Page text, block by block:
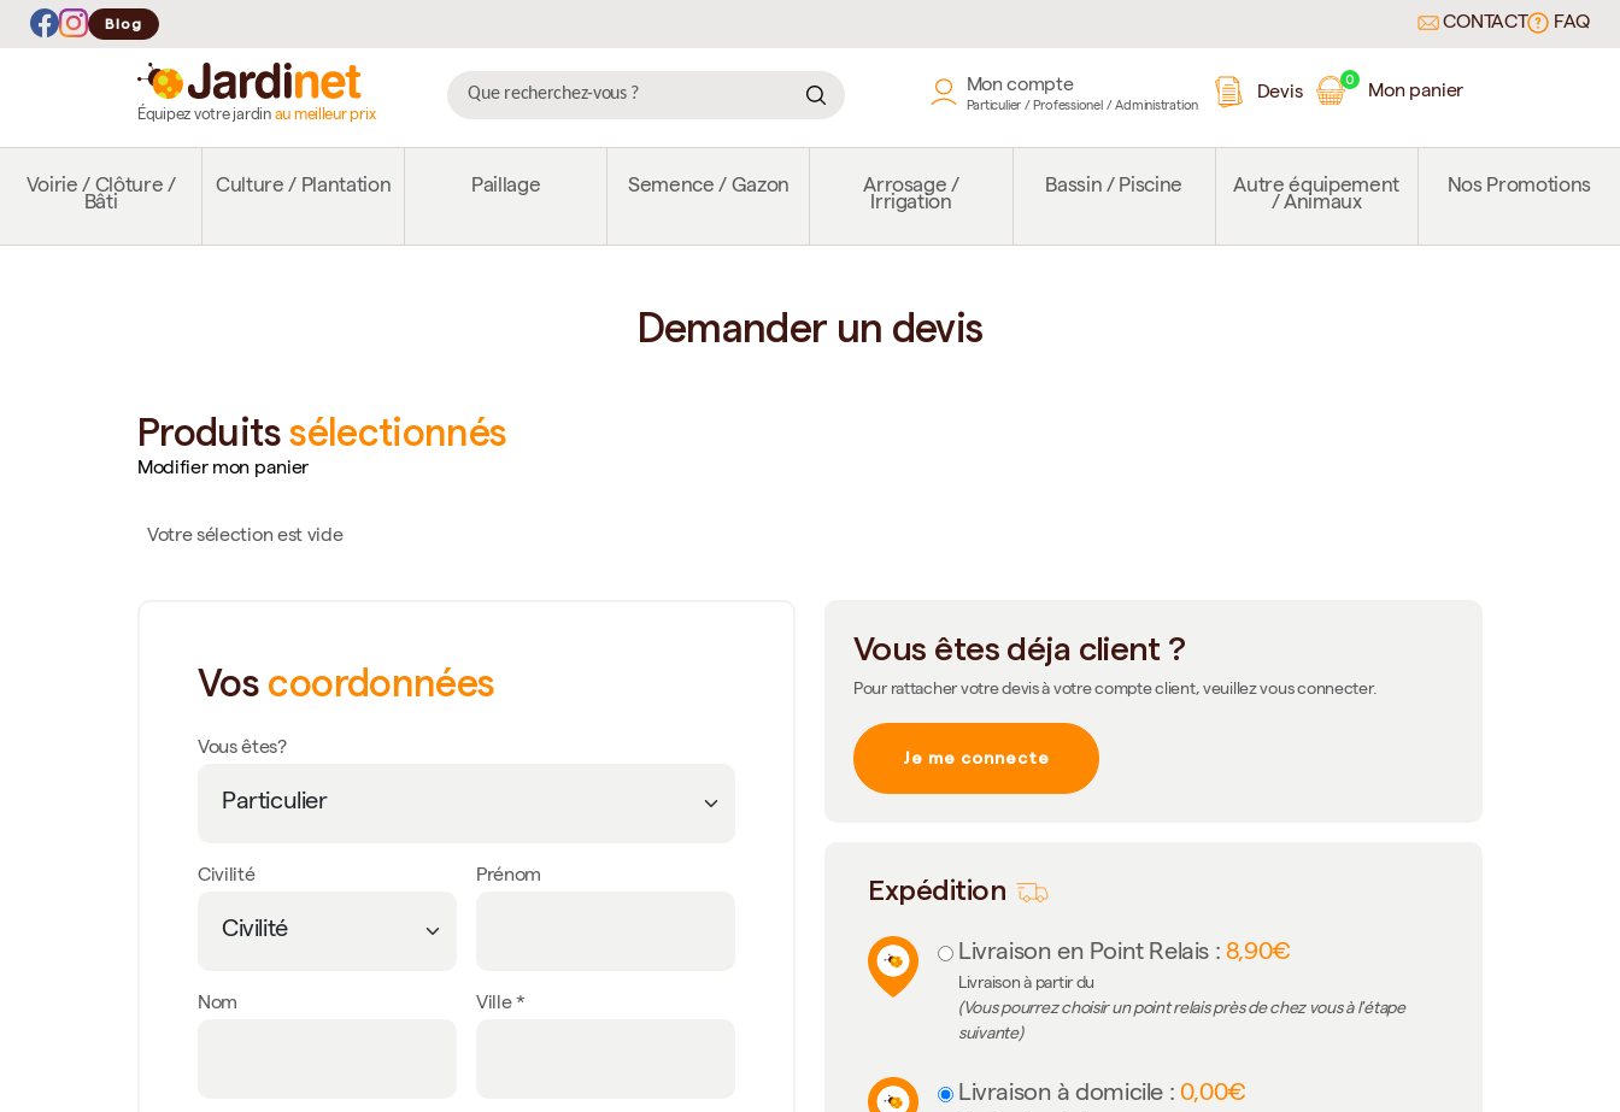
Blog CONTACT FAQ
Équipez votre jardin au meilleur prix
Mon compte
Particulier / Professionel / Administration
Devis
0
Mon panier
Voirie / Clôture /
Bâti
Culture / Plantation Paillage Semence / Gazon
Arrosage /
Irrigation
Bassin / Piscine
Autre équipement
/ Animaux
Nos Promotions
Demander un devis
Produitssélectionnés
Modifier mon panier
Votre sélection est vide
Vos coordonnées
Vous êtes?
Civilité Prénom
Nom Ville *
Vous êtes déja client ?
Pour rattacher votre devis à votre compte client, veuillez vous connecter.
Je me connecte
Expédition
Livraison en Point Relais : 8,90€
Livraison à partir du
(Vous pourrez choisir un point relais près de chez vous à l'étape
suivante)
Livraison à domicile : 0,00€